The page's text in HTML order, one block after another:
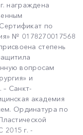
награждена
по
№ 0178270017568
степень
вопросам
и
– Санкт-
академия
Ординатура по
г. -